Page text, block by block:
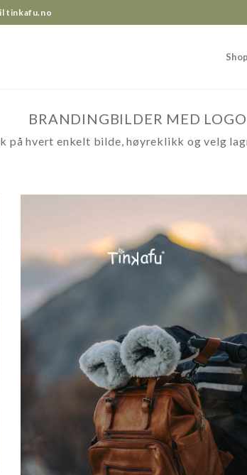
tinkafu.no
Shop
BRANDINGBILDER MED LOGO
på hvert enkelt bilde, høyreklikk og velg